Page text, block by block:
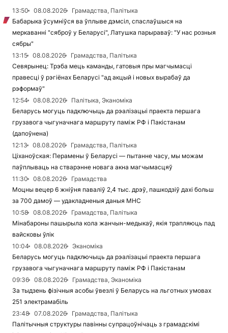
13:50 08.08.2026
Грамадства, Палітыка
Бабарыка ўсумніўся ва ўплыве дэмсіл, спаслаўшыся на
меркаванні "сяброў у Беларусі", Латушка парыраваў: "У нас розныя
сябры"
13:15
08.08.2026
Грамадства, Палітыка
Севярынец: Трэба мець каманды, гатовыя пры магчымасці
правесці ў рэгіёнах Беларусі "ад акцый і новых вырабаў да
рэформаў"
12:54
08.08.2026
Палітыка, Эканоміка
Беларусь могуць падключыць да рэалізацыі праекта першага
грузавога чыгуначнага маршруту паміж РФ і Пакістанам
(дапоўнена)
12:13
08.08.2026
Грамадства, Палітыка
Ціханоўская: Перамены ў Беларусі — пытанне часу, мы можам
паўплываць на стварэнне новага акна магчымасцяў
11:30
08.08.2026
Грамадства
Моцны вецер 6 жніўня паваліў 2,4 тыс. дрэў, пашкодзіў дахі больш
за 700 дамоў — удакладненыя даныя МНС
10:58
08.08.2026
Грамадства, Палітыка
Мінабароны пашырыла кола жанчын-медыкаў, якія трапляюць пад
вайсковы ўлік
10:04
08.08.2026
Эканоміка
Беларусь могуць падключыць да рэалізацыі праекта першага
грузавога чыгуначнага маршруту паміж РФ і Пакістанам
09:36
08.08.2026
Грамадства, Эканоміка
За тыдзень фізічныя асобы ўвезлі ў Беларусь на льготных умовах
251 электрамабіль
23:48
07.08.2026
Грамадства, Палітыка
Палітычныя структуры павінны супрацоўнічаць з грамадскімі